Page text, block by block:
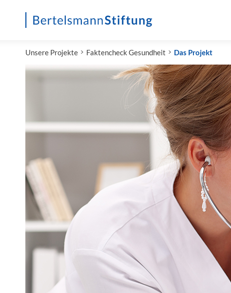
Unsere Projekte Faktencheck Gesundheit Das Projekt